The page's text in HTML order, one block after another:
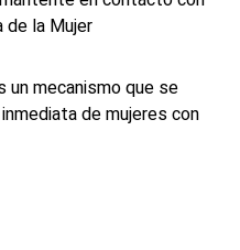
de la Mujer
un mecanismo que se
de mujeres con